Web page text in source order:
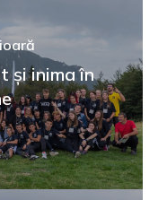
și inima în